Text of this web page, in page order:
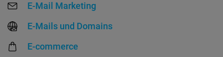
E-Mail Marketing
E-Mails und Domains
E-commerce